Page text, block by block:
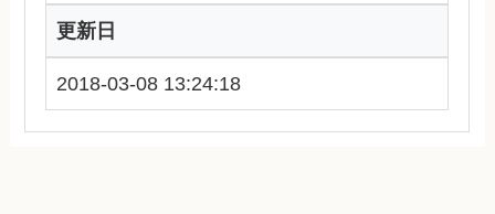
更新日
2018-03-08 13:24:18